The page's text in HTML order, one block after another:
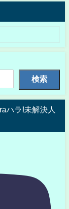
検索
ハラ!未解決人